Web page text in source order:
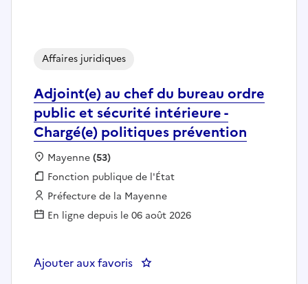
Adjoint(e) au chef du bureau ordre
public et sécurité intérieure -
Chargé(e) politiques prévention
Affaires juridiques
Localisation :
Mayenne(53)
Fonction publique :
Fonction publique de l'État
Employeur :
Préfecture de la Mayenne
En ligne depuis le 06 août 2026
Ajouter aux favoris : Adjoint(e) au chef du bureau